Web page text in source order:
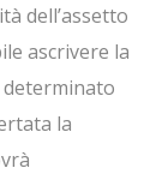
dell’assetto
ascrivere la
la